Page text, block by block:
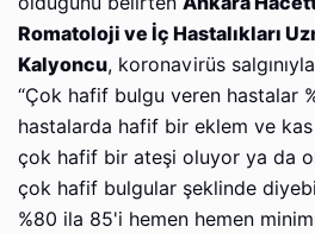
Romatoloji ve İç Hastalıkları
Kalyoncu, koronavirüs
“Çok hafif bulgu veren hastalar
hastalarda hafif bir eklem ve kas
çok hafif bir ateşi oluyor ya da
çok hafif bulgular şeklinde
%80 ila 85'i hemen hemen